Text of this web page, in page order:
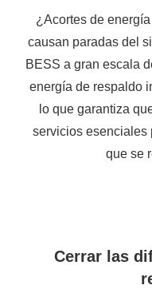
¿Acortes de
causan paradas del
BESS a gran escala
energía de respaldo
lo que garantiza
servicios esenciales
que se
Cerrar las